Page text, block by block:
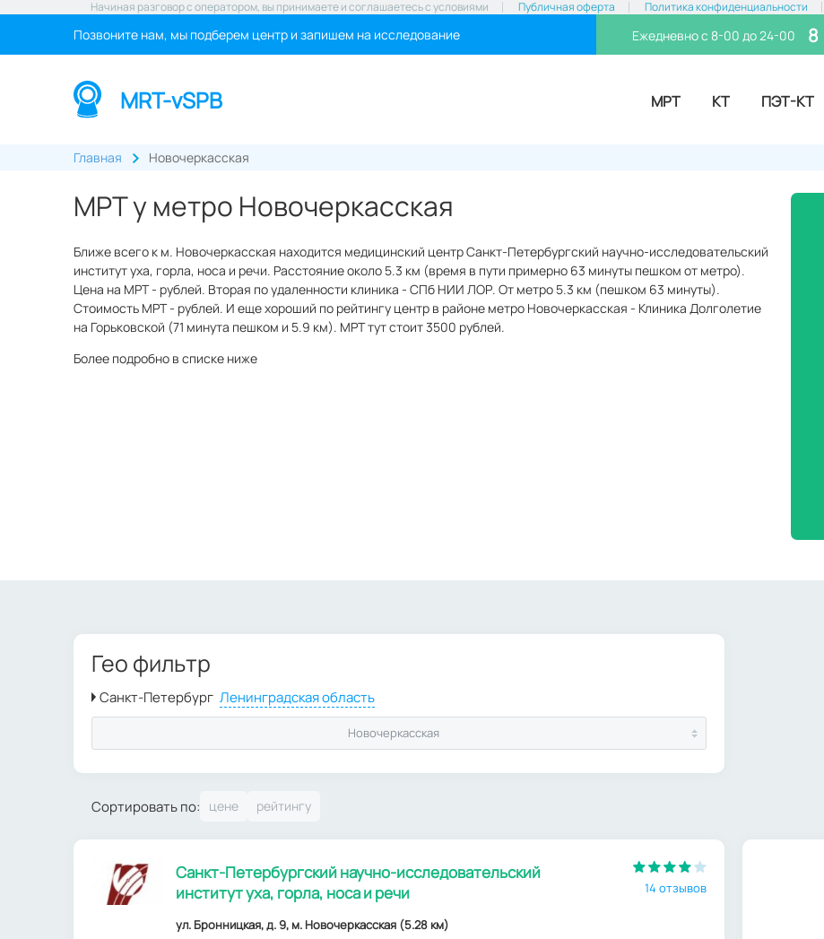
Начиная разговор с оператором, вы принимаете и соглашаетесь с условиями Публичная оферта Политика конфиденциальности
Позвоните нам, мы подберем центр и запишем на исследование Ежедневно с 8-00 до 24-00 8
MRT-vSPB МРТ КТ ПЭТ-КТ
Главная Новочеркасская
МРТ у метро Новочеркасская
Ближе всего к м. Новочеркасская находится медицинский центр Санкт-Петербургский научно-исследовательский
институт уха, горла, носа и речи. Расстояние около 5.3 км (время в пути примерно 63 минуты пешком от метро).
Цена на МРТ - рублей. Вторая по удаленности клиника - СПб НИИ ЛОР. От метро 5.3 км (пешком 63 минуты).
Стоимость МРТ - рублей. И еще хороший по рейтингу центр в районе метро Новочеркасская - Клиника Долголетие
на Горьковской (71 минута пешком и 5.9 км). МРТ тут стоит 3500 рублей.
Более подробно в списке ниже
Гео фильтр
Новочеркасская
Сортировать по:
Санкт-Петербургский научно-исследовательский
институт уха, горла, носа и речи
ул. Бронницкая, д. 9, м. Новочеркасская (5.28 км)
14 отзывов